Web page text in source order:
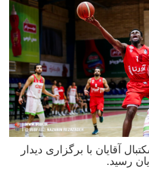
آقایان با برگزاری دیدار
رسید.